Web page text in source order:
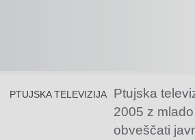
PTUJSKA TELEVIZIJA
Ptujska
2005 z
obveščati